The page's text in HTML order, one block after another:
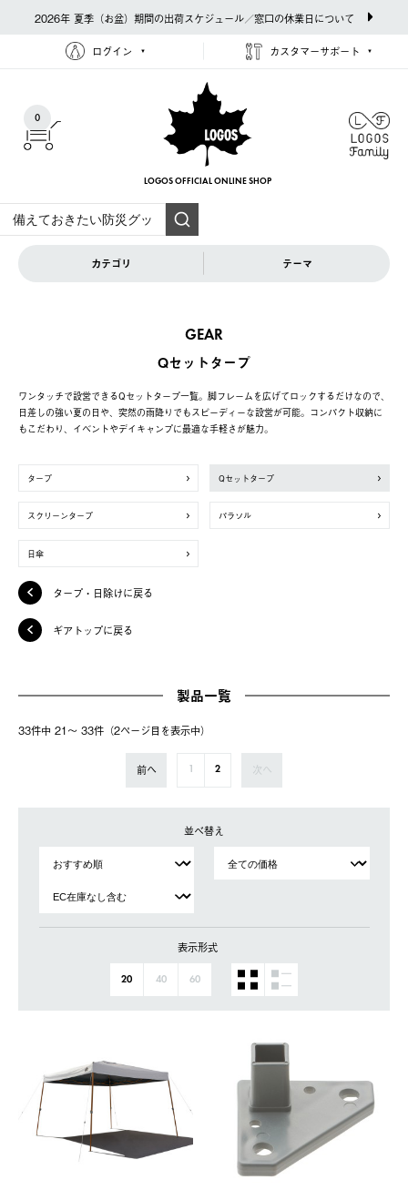
2026年 夏季（お盆）期間の出荷スケジュール／窓口の休業日について
ログイン カスタマーサポート
0
LOGOS OFFICIAL ONLINE SHOP
カテゴリ テーマ
GEAR
Qセットタープ
ワンタッチで設営できるQセットタープ一覧。脚フレームを広げてロックするだけなので、
日差しの強い夏の日や、突然の雨降りでもスピーディーな設営が可能。コンパクト収納に
もこだわり、イベントやデイキャンプに最適な手軽さが魅力。
タープ Qセットタープ
スクリーンタープ パラソル
日傘
タープ・日除けに戻る
ギアトップに戻る
製品一覧
33件中 21〜 33件（2ページ⽬を表⽰中）
前へ 1 2 次へ
並べ替え
表示形式
20 40 60